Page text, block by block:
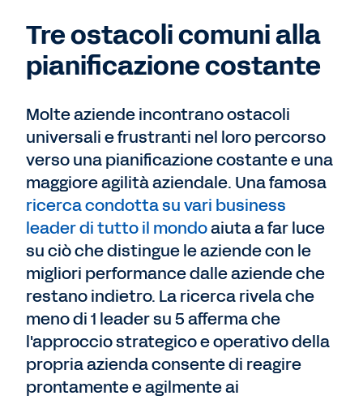
Tre ostacoli comuni alla
pianificazione costante
Molte aziende incontrano ostacoli
universali e frustranti nel loro percorso
verso una pianificazione costante e una
maggiore agilità aziendale. Una famosa
ricerca condotta su vari business
leader di tutto il mondoaiuta a far luce
su ciò che distingue le aziende con le
migliori performance dalle aziende che
restano indietro. La ricerca rivela che
meno di 1 leader su 5 afferma che
l'approccio strategico e operativo della
propria azienda consente di reagire
prontamente e agilmente ai